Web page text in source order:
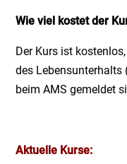
Wie viel kostet der
Der Kurs ist
des Lebensunterhalts
beim AMS gemeldet
Aktuelle Kurse: